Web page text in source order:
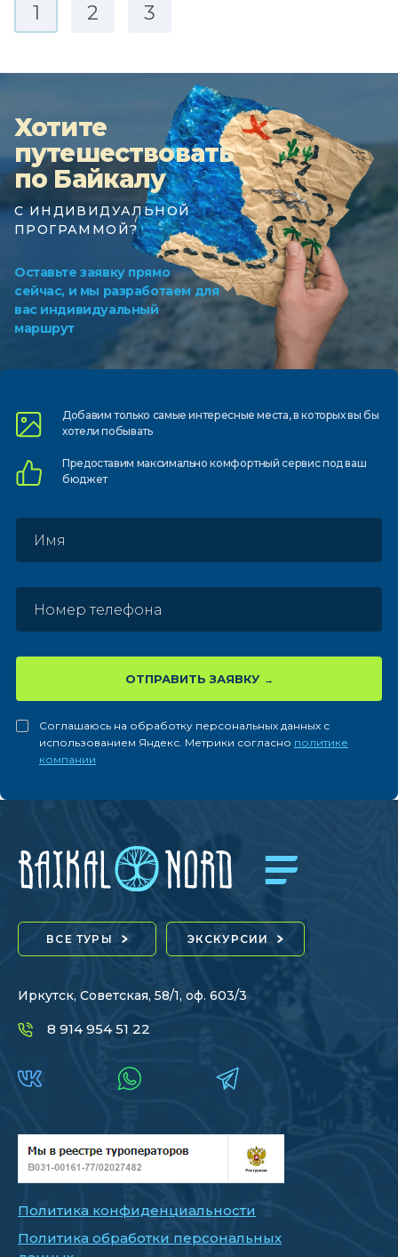
1 2 3
Хотите
путешествовать
по Байкалу
С ИНДИВИДУАЛЬНОЙ
ПРОГРАММОЙ?
Оставьте заявку прямо
сейчас, и мы разработаем для
вас индивидуальный
маршрут
Добавим только самыеинтересные места, в которыхвы бы
хотели побывать
Предоставим максимально комфортныйсервис под ваш
бюджет
ОТПРАВИТЬ ЗАЯВКУ
Соглашаюсь на обработку персональных данных с
использованием Яндекс. Метрики согласно политике
компании
ВСЕ ТУРЫ ЭКСКУРСИИ
Иркутск, Советская, 58/1, оф. 603/3
8 914 954 51 22
Политика конфиденциальности
Политика обработки персональных